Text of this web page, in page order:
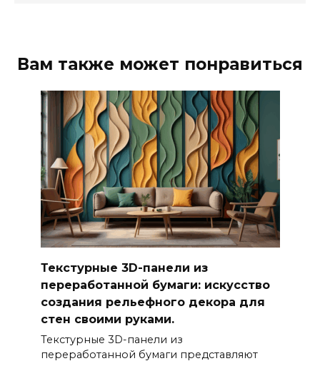
Вам также может понравиться
Текстурные 3D-панели из
переработанной бумаги: искусство
создания рельефного декора для
стен своими руками.
Текстурные 3D-панели из
переработанной бумаги представляют